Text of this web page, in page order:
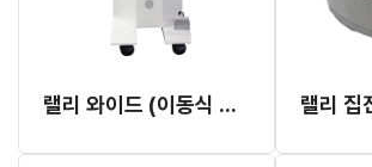
랠리 와이드 (이동식 집진기)